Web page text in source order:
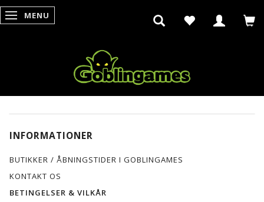
SKIFTE NAVIGATION
MENU
INFORMATIONER
BUTIKKER / ÅBNINGSTIDER I GOBLINGAMES
KONTAKT OS
BETINGELSER & VILKÅR